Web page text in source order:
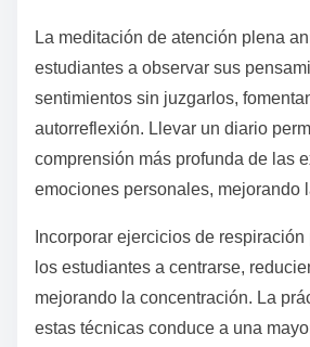
La meditación de atención plena
estudiantes a observar sus
sentimientos sin juzgarlos,
autorreflexión. Llevar un diario
comprensión más profunda de las
emociones personales, mejorando
Incorporar ejercicios de
los estudiantes a centrarse,
mejorando la concentración. La
estas técnicas conduce a una